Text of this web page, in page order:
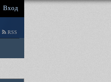
Вход
RSS